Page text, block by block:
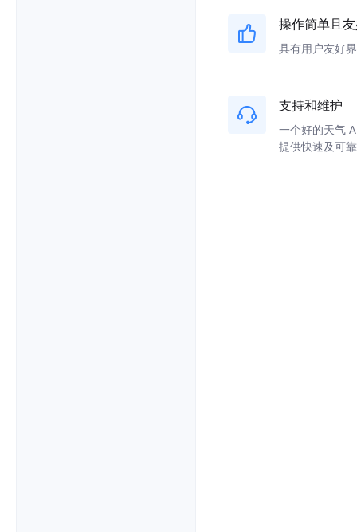
操作简单且
具有用户友好
支持和维护
一个好的天气
提供快速及可